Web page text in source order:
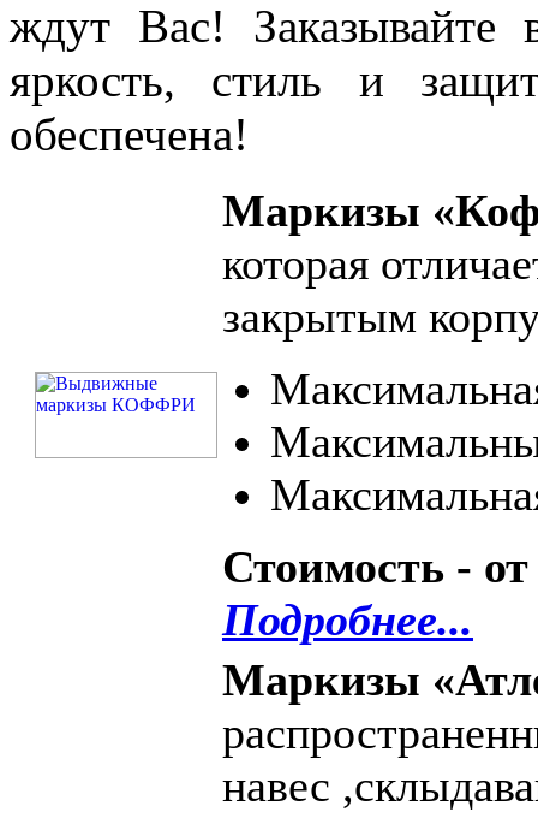
ждут Вас!
яркость, стиль и
обеспечена!
Маркизы
которая
закрытым
Стоимость -
Подробнее...
Маркизы
навес